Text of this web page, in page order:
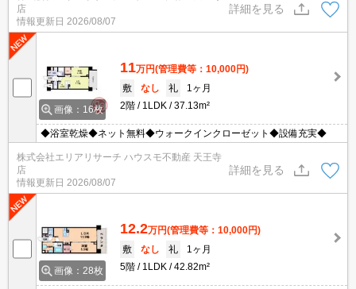
店
情報更新日 2026/08/07
詳細を見る
画像：16枚
11万円(管理費等：10,000円)
敷
なし 礼
1ヶ月
2階
1LDK 37.13m²
◆浴室乾燥◆ネット無料◆ウォークインクローゼット◆設備充実◆
株式会社エリアリサーチ ハウスモ不動産 天王寺
店
情報更新日 2026/08/07
詳細を見る
画像：28枚
12.2万円(管理費等：10,000円)
敷
なし 礼
1ヶ月
5階
1LDK 42.82m²